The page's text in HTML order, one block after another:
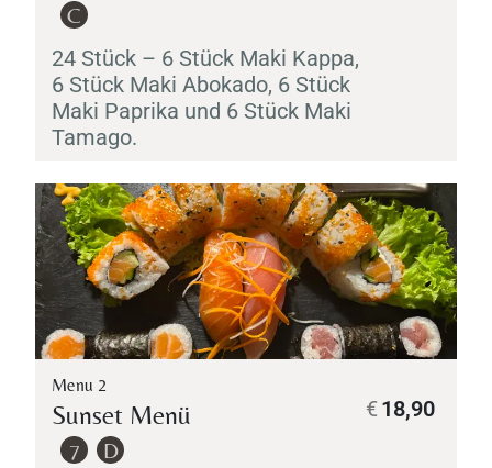
C
24 Stück – 6 Stück Maki Kappa,
6 Stück Maki Abokado, 6 Stück
Maki Paprika und 6 Stück Maki
Tamago.
Menu 2
Sunset Menü
7 D
18,90
€